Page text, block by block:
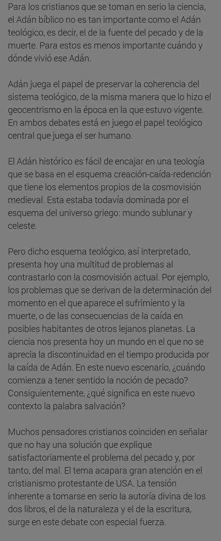
Para los cristianos que se toman en serio la ciencia,
el Adán bíblico no es tan importante como el Adán
teológico, es decir, el de la fuente del pecado y de la
muerte. Para estos es menos importante cuándo y
dónde vivió ese Adán.
Adán juega el papel de preservar la coherencia del
sistema teológico, de la misma manera que lo hizo el
geocentrismo en la época en la que estuvo vigente.
En ambos debates está en juego el papel teológico
central que juega el ser humano.
El Adán histórico es fácil de encajar en una teología
que se basa en el esquema creación-caída-redención
que tiene los elementos propios de la cosmovisión
medieval. Esta estaba todavía dominada por el
esquema del universo griego: mundo sublunar y
celeste.
Pero dicho esquema teológico, así interpretado,
presenta hoy una multitud de problemas al
contrastarlo con la cosmovisión actual. Por ejemplo,
los problemas que se derivan de la determinación del
momento en el que aparece el sufrimiento y la
muerte, o de las consecuencias de la caída en
posibles habitantes de otros lejanos planetas. La
ciencia nos presenta hoy un mundo en el que no se
aprecia la discontinuidad en el tiempo producida por
la caída de Adán. En este nuevo escenario, ¿cuándo
comienza a tener sentido la noción de pecado?
Consiguientemente, ¿qué significa en este nuevo
contexto la palabra salvación?
Muchos pensadores cristianos coinciden en señalar
que no hay una solución que explique
satisfactoriamente el problema del pecado y, por
tanto, del mal. El tema acapara gran atención en el
cristianismo protestante de USA. La tensión
inherente a tomarse en serio la autoría divina de los
dos libros, el de la naturaleza y el de la escritura,
surge en este debate con especial fuerza.